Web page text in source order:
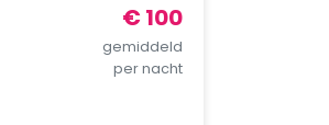
€ 100
gemiddeld
per nacht